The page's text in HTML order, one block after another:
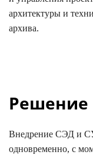
архитектуры и
архива.
Решение
Внедрение СЭД и
одновременно, с